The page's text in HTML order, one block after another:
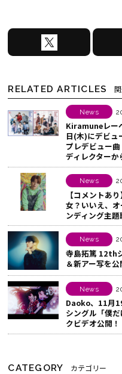
X
で
ア
す
る
F
a
b
o
o
k
で
シ
ェ
ア
す
る
RELATED ARTICLES
News
Kiramuneレー
日(木)にデビュ
プレデビュー
ディレクター
News
【コメントあ
女？いいえ、
ンディング主
News
寺島拓篤 12th
＆新アー写を公
News
Daoko、11月
シングル「僕
クビデオ公開！
CATEGORY カテゴリー